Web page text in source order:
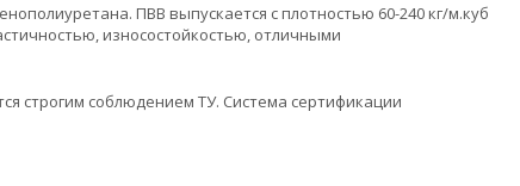
ПВВ выпускается с плотностью 60-240 кг/м.куб
износостойкостью, отличными
строгим соблюдением ТУ. Система сертификации